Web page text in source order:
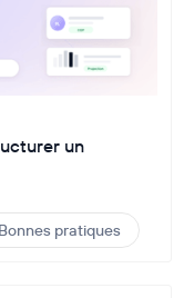
un
Bonnes pratiques